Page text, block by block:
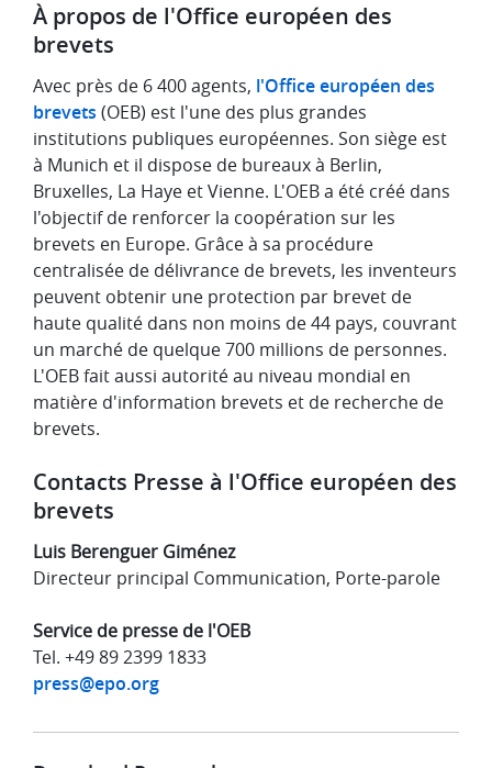
À propos de l'Office européen des
brevets
Avec près de 6 400 agents, l'Office européen des
brevets (OEB) est l'une des plus grandes
institutions publiques européennes. Son siège est
à Munich et il dispose de bureaux à Berlin,
Bruxelles, La Haye et Vienne. L'OEB a été créé dans
l'objectif de renforcer la coopération sur les
brevets en Europe. Grâce à sa procédure
centralisée de délivrance de brevets, les inventeurs
peuvent obtenir une protection par brevet de
haute qualité dans non moins de 44 pays, couvrant
un marché de quelque 700 millions de personnes.
L'OEB fait aussi autorité au niveau mondial en
matière d'information brevets et de recherche de
brevets.
Contacts Presse à l'Office européen des
brevets
Luis Berenguer Giménez
Directeur principal Communication, Porte-parole
Service de presse de l'OEB
Tel. +49 89 2399 1833
press@epo.org